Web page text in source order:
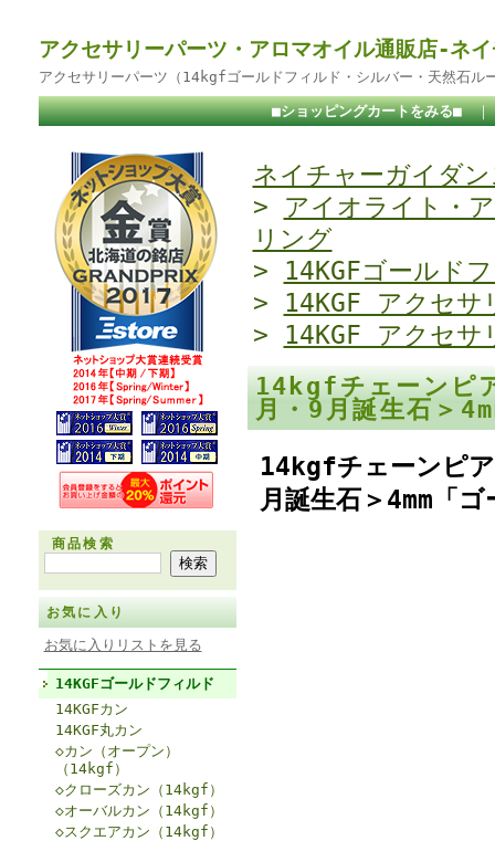
アクセサリーパーツ・アロマオイル通販店-ネ
アクセサリーパーツ（14kgfゴールドフィルド・シルバー・天然石ル
■ショッピングカートをみる■
商品検索
お気に入り
お気に入りリストを見る
14KGFゴールドフィルド
14KGFカン
14KGF丸カン
◇カン（オープン）
（14kgf）
◇クローズカン（14kgf）
◇オーバルカン（14kgf）
◇スクエアカン（14kgf）
ネイチャーガイダン
> アイオライト・
リング
> 14KGFゴールド
> 14KGF アクセサ
> 14KGF アクセサ
14kgfチェーンピ
月・9月誕生石＞
14kgfチェーンピ
月誕生石＞4mm「